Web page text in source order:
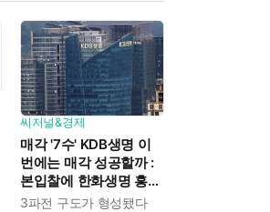
씨저널&경제
매각 '7수' KDB생명 이
번에는 매각 성공할까 :
본입찰에 한화생명 흥국
생명 한국금융지주가 최
3파전 구도가 형성됐다